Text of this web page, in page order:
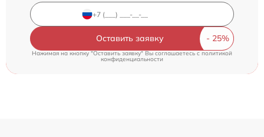
Оставить заявку
Нажимая на кнопку "Оставить заявку" Вы соглашаетесь c политикой
конфиденциальности